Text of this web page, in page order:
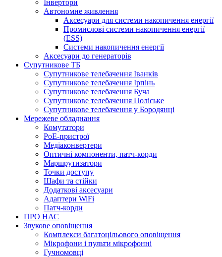
Інвертори
Автономне живлення
Аксесуари для системи накопичення енергії
Промислові системи накопичення енергії
(ESS)
Системи накопичення енергії
Аксесуари до генераторів
Супутникове ТБ
Супутникове телебачення Іванків
Супутникове телебачення Ірпінь
Супутникове телебачення Буча
Супутникове телебачення Поліське
Супутникове телебачення у Бородянці
Мережеве обладнання
Комутатори
PoE-пристрої
Медіаконвертери
Оптичні компоненти, патч-корди
Маршрутизатори
Точки доступу
Шафи та стійки
Додаткові аксесуари
Адаптери WiFi
Патч-корди
ПРО НАС
Звукове оповіщення
Комплекси багатоцільового оповіщення
Мікрофони і пульти мікрофонні
Гучномовці